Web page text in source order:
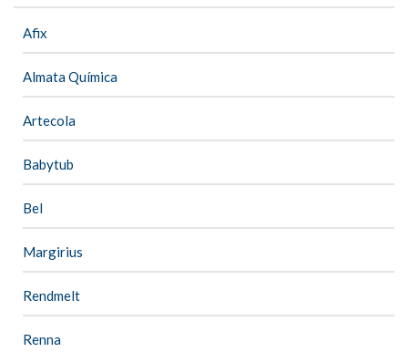
Afix
Almata Química
Artecola
Babytub
Bel
Margirius
Rendmelt
Renna